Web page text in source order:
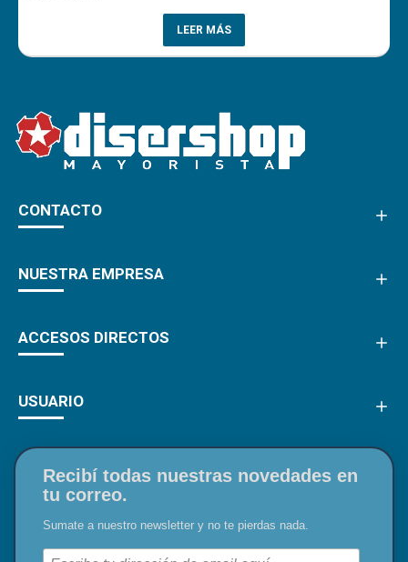
LEER MÁS
CONTACTO
NUESTRA EMPRESA
ACCESOS DIRECTOS
USUARIO
Recibí todas nuestras novedades en
tu correo.
Sumate a nuestro newsletter y no te pierdas nada.